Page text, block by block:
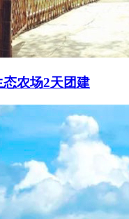
农场2天团建